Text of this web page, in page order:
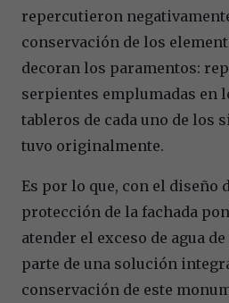
repercutieron
conservación de los
decoran los paramentos:
serpientes emplumadas en
tableros de cada uno de los
tuvo originalmente.
Es por lo que, con el diseño
protección de la fachada
atender el exceso de agua
parte de una solución
conservación de este